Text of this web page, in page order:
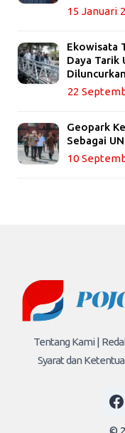
15 Januari
Ekowisata
Daya Tarik
Diluncurkan
22
Geopark
Sebagai
10
Tentang Kami |
Syarat dan
©